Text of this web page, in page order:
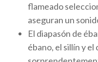
flameado
aseguran un
El diapasón de
ébano, el sillín y el